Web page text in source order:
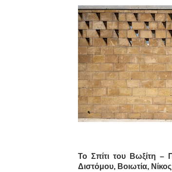
Το Σπίτι του Βωξίτη –
Διστόμου, Βοιωτία,